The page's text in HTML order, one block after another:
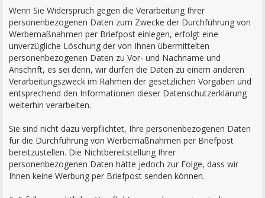
Wenn Sie Widerspruch gegen die Verarbeitung Ihrer
personenbezogenen Daten zum Zwecke der Durchführung von
Werbemaßnahmen per Briefpost einlegen, erfolgt eine
unverzügliche Löschung der von Ihnen übermittelten
personenbezogenen Daten zu Vor- und Nachname und
Anschrift, es sei denn, wir dürfen die Daten zu einem anderen
Verarbeitungszweck im Rahmen der gesetzlichen Vorgaben und
entsprechend den Informationen dieser Datenschutzerklärung
weiterhin verarbeiten.
Sie sind nicht dazu verpflichtet, Ihre personenbezogenen Daten
für die Durchführung von Werbemaßnahmen per Briefpost
bereitzustellen. Die Nichtbereitstellung Ihrer
personenbezogenen Daten hätte jedoch zur Folge, dass wir
Ihnen keine Werbung per Briefpost senden können.